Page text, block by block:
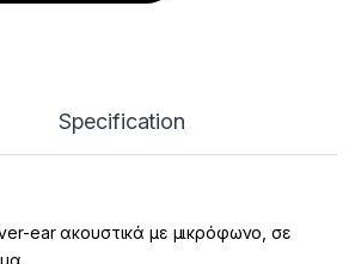
Specification
ear ακουστικά με μικρόφωνο, σε